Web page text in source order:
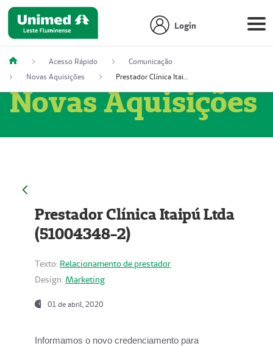
Login
Acesso Rápido
Comunicação
Novas Aquisições
Prestador Clínica Itaipú Ltda (51004348-2)
Novas Aquisições
Prestador Clínica Itaipú Ltda
(51004348-2)
Texto: Relacionamento de prestador
Design: Marketing
01 de abril, 2020
Informamos o novo credenciamento para